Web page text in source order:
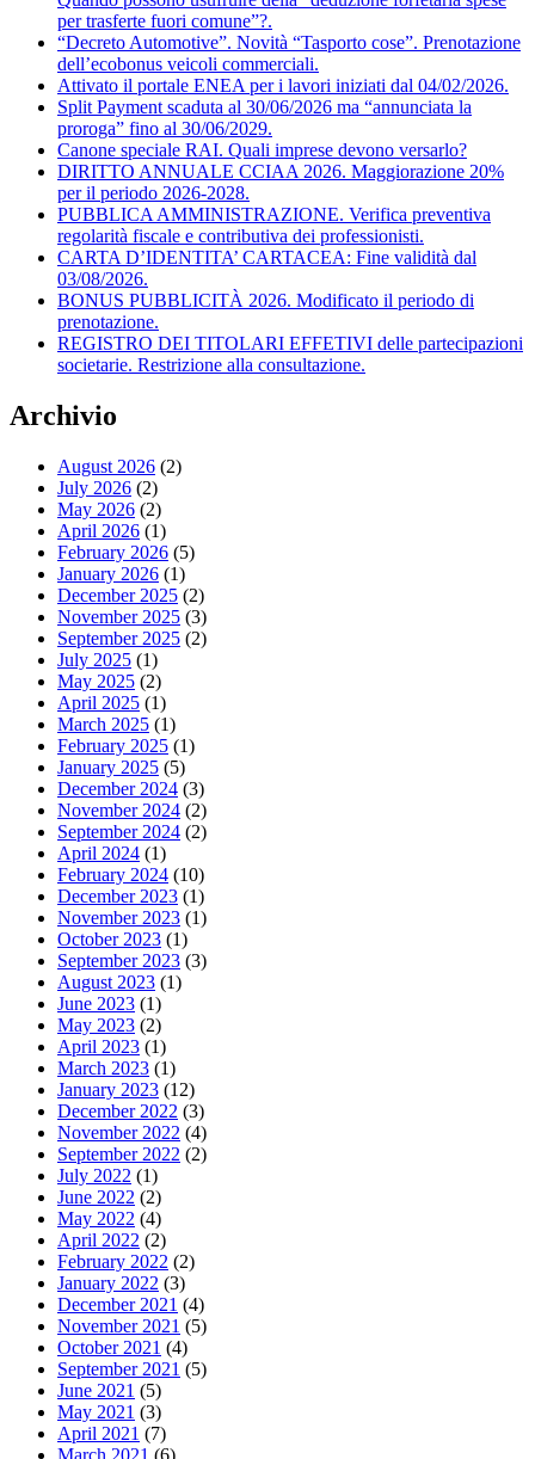
per trasferte fuori comune”?.
“Decreto Automotive”. Novità “Tasporto cose”. Prenotazione
dell’ecobonus veicoli commerciali.
Attivato il portale ENEA per i lavori iniziati dal 04/02/2026.
Split Payment scaduta al 30/06/2026 ma “annunciata la
proroga” fino al 30/06/2029.
Canone speciale RAI. Quali imprese devono versarlo?
DIRITTO ANNUALE CCIAA 2026. Maggiorazione 20%
per il periodo 2026-2028.
PUBBLICA AMMINISTRAZIONE. Verifica preventiva
regolarità fiscale e contributiva dei professionisti.
CARTA D’IDENTITA’ CARTACEA: Fine validità dal
03/08/2026.
BONUS PUBBLICITÀ 2026. Modificato il periodo di
prenotazione.
REGISTRO DEI TITOLARI EFFETIVI delle partecipazioni
societarie. Restrizione alla consultazione.
Archivio
August 2026 (2)
July 2026 (2)
May 2026 (2)
April 2026 (1)
February 2026 (5)
January 2026 (1)
December 2025 (2)
November 2025 (3)
September 2025 (2)
July 2025 (1)
May 2025 (2)
April 2025 (1)
March 2025 (1)
February 2025 (1)
January 2025 (5)
December 2024 (3)
November 2024 (2)
September 2024 (2)
April 2024 (1)
February 2024 (10)
December 2023 (1)
November 2023 (1)
October 2023 (1)
September 2023 (3)
August 2023 (1)
June 2023 (1)
May 2023 (2)
April 2023 (1)
March 2023 (1)
January 2023 (12)
December 2022 (3)
November 2022 (4)
September 2022 (2)
July 2022 (1)
June 2022 (2)
May 2022 (4)
April 2022 (2)
February 2022 (2)
January 2022 (3)
December 2021 (4)
November 2021 (5)
October 2021 (4)
September 2021 (5)
June 2021 (5)
May 2021 (3)
April 2021 (7)
March 2021 (6)